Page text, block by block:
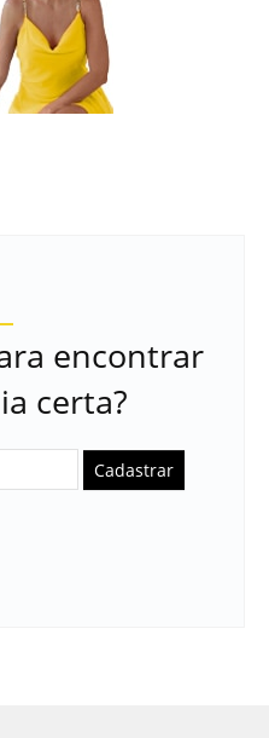
encontrar
certa?
Cadastrar